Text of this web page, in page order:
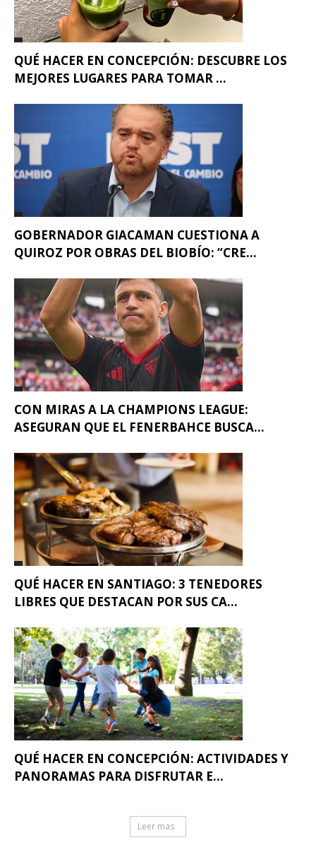
QUÉ HACER EN CONCEPCIÓN: DESCUBRE LOS
MEJORES LUGARES PARA TOMAR ...
GOBERNADOR GIACAMAN CUESTIONA A
QUIROZ POR OBRAS DEL BIOBÍO: “CRE...
CON MIRAS A LA CHAMPIONS LEAGUE:
ASEGURAN QUE EL FENERBAHCE BUSCA...
QUÉ HACER EN SANTIAGO: 3 TENEDORES
LIBRES QUE DESTACAN POR SUS CA...
QUÉ HACER EN CONCEPCIÓN: ACTIVIDADES Y
PANORAMAS PARA DISFRUTAR E...
Leer mas